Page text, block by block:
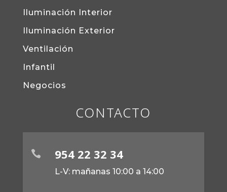
Iluminación Interior
Iluminación Exterior
Ventilación
Infantil
Negocios
CONTACTO
 954 22 32 34
L-V: mañanas 10:00 a 14:00